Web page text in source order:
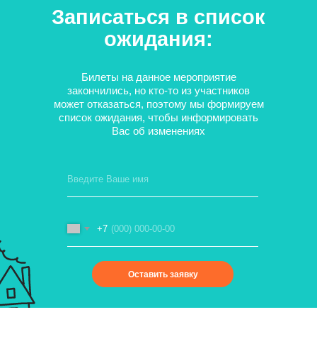
Вебинары на платформе "Первое
сентября"
Смотреть оригинал материала
Темы воспитания, образования, организации
детских мероприятий. Записи вебинаров платные.
+7
Оставить заявку
Записаться в список
ожидания:
Билеты на данное мероприятие
закончились, но кто-то из участников
может отказаться, поэтому мы формируем
список ожидания, чтобы информировать
Вас об изменениях